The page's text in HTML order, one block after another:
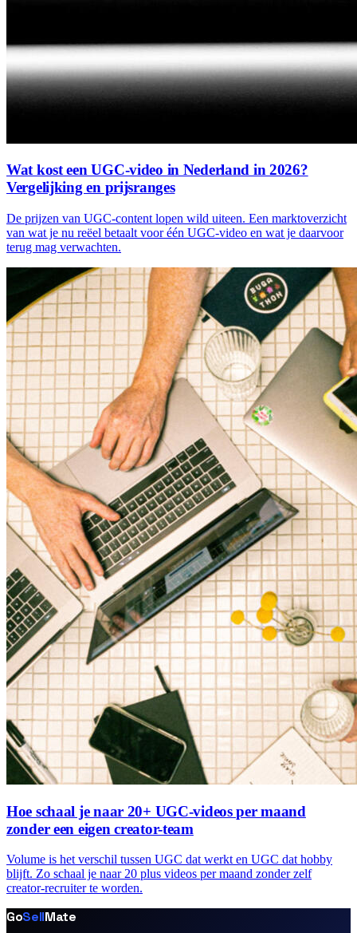
Wat kost een UGC-video in Nederland in 2026?
Vergelijking en prijsranges
De prijzen van UGC-content lopen wild uiteen. Een marktoverzicht
van wat je nu reëel betaalt voor één UGC-video en wat je daarvoor
terug mag verwachten.
Hoe schaal je naar 20+ UGC-videos per maand
zonder een eigen creator-team
Volume is het verschil tussen UGC dat werkt en UGC dat hobby
blijft. Zo schaal je naar 20 plus videos per maand zonder zelf
creator-recruiter te worden.
GoSellMate